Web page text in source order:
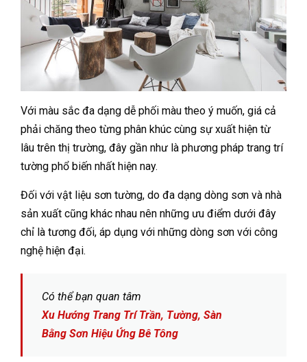
Với màu sắc đa dạng dễ phối màu theo ý muốn, giá cả
phải chăng theo từng phân khúc cùng sự xuất hiện từ
lâu trên thị trường, đây gần như là phương pháp trang trí
tường phổ biến nhất hiện nay.
Đối với vật liệu sơn tường, do đa dạng dòng sơn và nhà
sản xuất cũng khác nhau nên những ưu điểm dưới đây
chỉ là tương đối, áp dụng với những dòng sơn với công
nghệ hiện đại.
Có thể bạn quan tâm
Xu Hướng Trang Trí Trần, Tường, Sàn
Bằng Sơn Hiệu Ứng Bê Tông